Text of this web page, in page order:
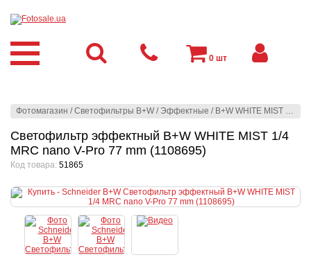
Фотомагазин /Светофильтры B+W / Эффектные / B+W WHITE MIST 1/4 MRC nano V-Pro
Светофильтр эффектный B+W WHITE MIST 1/4
MRC nano V-Pro 77 mm (1108695)
Код товара: 51865
0 шт